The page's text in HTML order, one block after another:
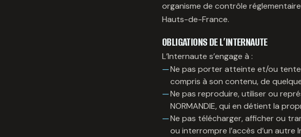
organisme de contrôle
Hauts-de-France.
OBLIGATIONS DE L’INTERNAUTE
L’Internaute s’engage à :
Ne pas porter atteinte et/ou
compris à son contenu, de
Ne pas reproduire, utiliser ou
NORMANDIE, qui en détient la
Ne pas télécharger, afficher ou
ou interrompre l’accès d’un autre